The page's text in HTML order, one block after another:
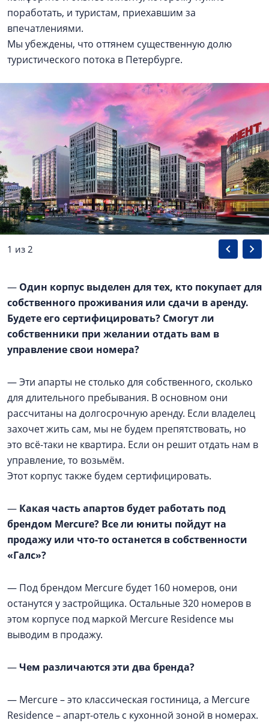
поработать, и туристам, приехавшим за
впечатлениями.
Мы убеждены, что оттянем существенную долю
туристического потока в Петербурге.
1 из 2
— Один корпус выделен для тех, кто покупает для
собственного проживания или сдачи в аренду.
Будете его сертифицировать? Смогут ли
собственники при желании отдать вам в
управление свои номера?
—Эти апарты не столько для собственного, сколько
для длительного пребывания. В основном они
рассчитаны на долгосрочную аренду. Если владелец
захочет жить сам, мы не будем препятствовать, но
это всё-таки не квартира. Если он решит отдать нам в
управление, то возьмём.
Этот корпус также будем сертифицировать.
— Какая часть апартов будет работать под
брендом Mercure? Все ли юниты пойдут на
продажу или что-то останется в собственности
«Галс»?
— Под брендом Mercure будет 160 номеров, они
останутся у застройщика. Остальные 320 номеров в
этом корпусе под маркой Mercure Residence мы
выводим в продажу.
—Чем различаются эти два бренда?
— Mercure – это классическая гостиница, а Mercure
Residence – апарт-отель с кухонной зоной в номерах.